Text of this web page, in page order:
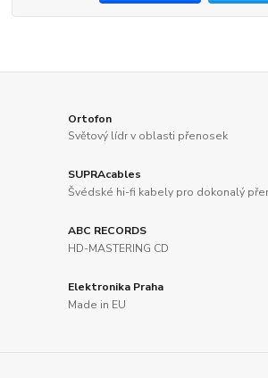
Ortofon
Světový lídr v oblasti přenosek
SUPRAcables
Švédské hi-fi kabely pro dokonalý
ABC RECORDS
HD-MASTERING CD
Elektronika Praha
Made in EU